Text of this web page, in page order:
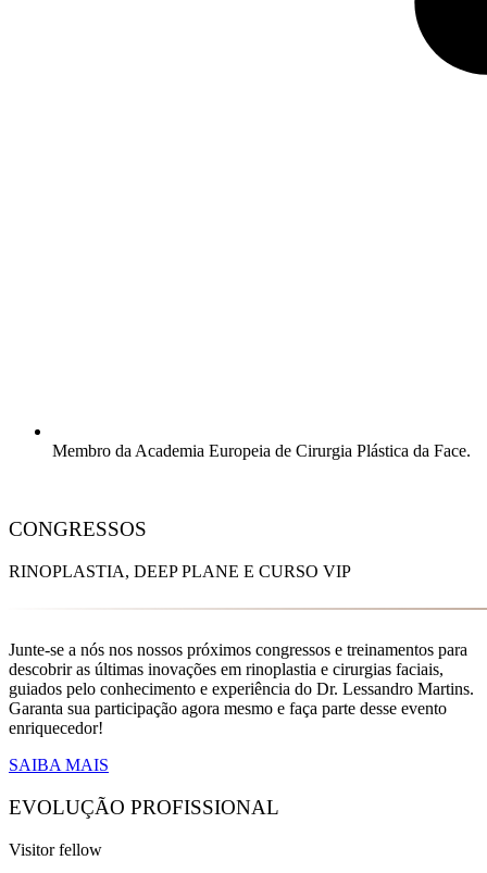
Membro da Academia Europeia de Cirurgia Plástica da Face.
CONGRESSOS
RINOPLASTIA, DEEP PLANE E CURSO VIP
Junte-se a nós nos nossos próximos congressos e treinamentos para
descobrir as últimas inovações em rinoplastia e cirurgias faciais,
guiados pelo conhecimento e experiência do Dr. Lessandro Martins.
Garanta sua participação agora mesmo e faça parte desse evento
enriquecedor!
SAIBA MAIS
EVOLUÇÃO PROFISSIONAL
Visitor fellow